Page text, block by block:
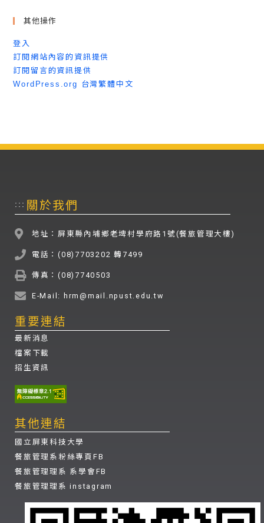
其他操作
登入
訂閱網站內容的資訊提供
訂閱留言的資訊提供
WordPress.org 台灣繁體中文
::: 關於我們
地址：屏東縣內埔鄉老埤村學府路1號(餐旅管理大樓)
電話：(08)7703202 轉7499
傳真：(08)7740503
E-Mail: hrm@mail.npust.edu.tw
重要連結
最新消息
檔案下載
招生資訊
其他連結
國立屏東科技大學
餐旅管理系粉絲專頁FB
餐旅管理理系 系學會FB
餐旅管理理系 instagram